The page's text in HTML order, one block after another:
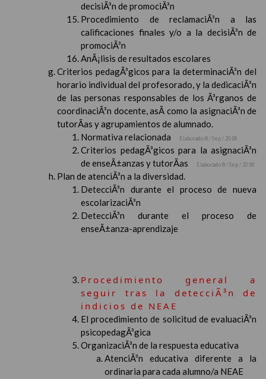
decisiÃ³n de promociÃ³n
Procedimiento de reclamaciÃ³n a las
calificaciones finales y/o a la decisiÃ³n de
promociÃ³n
AnÃ¡lisis de resultados escolares
Criterios pedagÃ³gicos para la determinaciÃ³n del
horario individual del profesorado, y la dedicaciÃ³n
de las personas responsables de los Ã³rganos de
coordinaciÃ³n docente, asÃ­ como la asignaciÃ³n de
tutorÃ­as y agrupamientos de alumnado.
Normativa relacionada
Elaborado 8 / Sep / 2018
Criterios pedagÃ³gicos para la asignaciÃ³n
de enseÃ±anzas y tutorÃ­as
Elaborado 8 / Sep / 2018
Plan de atenciÃ³n a la diversidad.
DetecciÃ³n durante el proceso de nueva
escolarizaciÃ³n
DetecciÃ³n durante el proceso de
enseÃ±anza-aprendizaje
Procedimiento general a
seguir tras la detecciÃ³n de
indicios de NEAE
El procedimiento de solicitud de evaluaciÃ³n
psicopedagÃ³gica
OrganizaciÃ³n de la respuesta educativa
AtenciÃ³n educativa diferente a la
ordinaria para cada alumno/a NEAE